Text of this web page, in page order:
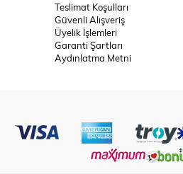
Teslimat Koşulları
Güvenli Alışveriş
Üyelik İşlemleri
Garanti Şartları
Aydınlatma Metni